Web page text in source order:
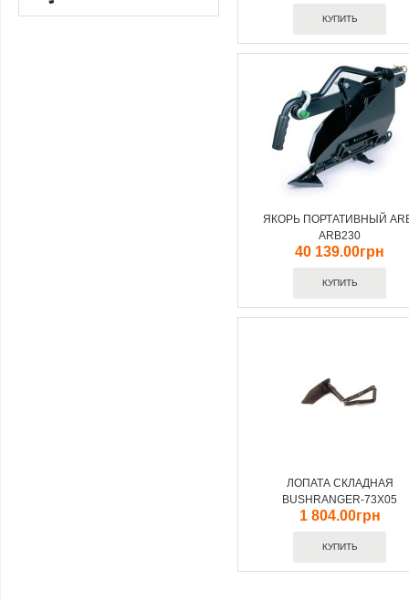
ЯКОРЬ ПОРТАТИВНЫЙ
ARB230
40 139.00грн
ЛОПАТА СКЛАДНАЯ
BUSHRANGER-73X05
1 804.00грн